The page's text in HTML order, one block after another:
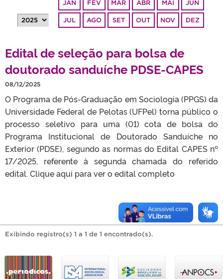
OUVIDORIA
TELEFONES
JAN FEV MAR ABR MAI JUN
JUL AGO SET OUT NOV DEZ
Edital de seleção para bolsa de
doutorado sanduíche PDSE-CAPES
08/12/2025
O Programa de Pós-Graduação em Sociologia (PPGS) da
Universidade Federal de Pelotas (UFPel) torna público o
processo seletivo para uma (01) cota de bolsa do
Programa Institucional de Doutorado Sanduíche no
Exterior (PDSE), segundo as normas do Edital CAPES nº
17/2025, referente à segunda chamada do referido
edital. Clique aqui para ver o edital completo
Exibindo registro(s) 1 a 1 de 1 encontrado(s).